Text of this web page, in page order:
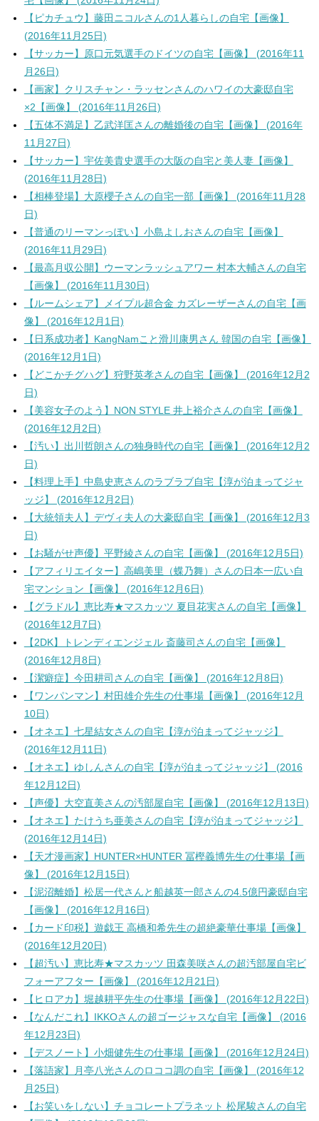
【ピカチュウ】藤田ニコルさんの1人暮らしの自宅【画像】
(2016年11月25日)
【サッカー】原口元気選手のドイツの自宅【画像】 (2016年11
月26日)
【画家】クリスチャン・ラッセンさんのハワイの大豪邸自宅
×2【画像】 (2016年11月26日)
【五体不満足】乙武洋匡さんの離婚後の自宅【画像】 (2016年
11月27日)
【サッカー】宇佐美貴史選手の大阪の自宅と美人妻【画像】
(2016年11月28日)
【相棒登場】大原櫻子さんの自宅一部【画像】 (2016年11月28
日)
【普通のリーマンっぽい】小島よしおさんの自宅【画像】
(2016年11月29日)
【最高月収公開】ウーマンラッシュアワー 村本大輔さんの自宅
【画像】 (2016年11月30日)
【ルームシェア】メイプル超合金 カズレーザーさんの自宅【画
像】 (2016年12月1日)
【日系成功者】KangNamこと滑川康男さん 韓国の自宅【画像】
(2016年12月1日)
【どこかチグハグ】狩野英孝さんの自宅【画像】 (2016年12月2
日)
【美容女子のよう】NON STYLE 井上裕介さんの自宅【画像】
(2016年12月2日)
【汚い】出川哲朗さんの独身時代の自宅【画像】 (2016年12月2
日)
【料理上手】中島史恵さんのラブラブ自宅【淳が泊まってジャ
ッジ】 (2016年12月2日)
【大統領夫人】デヴィ夫人の大豪邸自宅【画像】 (2016年12月3
日)
【お騒がせ声優】平野綾さんの自宅【画像】 (2016年12月5日)
【アフィリエイター】高嶋美里（蝶乃舞）さんの日本一広い自
宅マンション【画像】 (2016年12月6日)
【グラドル】恵比寿★マスカッツ 夏目花実さんの自宅【画像】
(2016年12月7日)
【2DK】トレンディエンジェル 斎藤司さんの自宅【画像】
(2016年12月8日)
【潔癖症】今田耕司さんの自宅【画像】 (2016年12月8日)
【ワンパンマン】村田雄介先生の仕事場【画像】 (2016年12月
10日)
【オネエ】七星結女さんの自宅【淳が泊まってジャッジ】
(2016年12月11日)
【オネエ】ゆしんさんの自宅【淳が泊まってジャッジ】 (2016
年12月12日)
【声優】大空直美さんの汚部屋自宅【画像】 (2016年12月13日)
【オネエ】たけうち亜美さんの自宅【淳が泊まってジャッジ】
(2016年12月14日)
【天才漫画家】HUNTER×HUNTER 冨樫義博先生の仕事場【画
像】 (2016年12月15日)
【泥沼離婚】松居一代さんと船越英一郎さんの4.5億円豪邸自宅
【画像】 (2016年12月16日)
【カード印税】遊戯王 高橋和希先生の超絶豪華仕事場【画像】
(2016年12月20日)
【超汚い】恵比寿★マスカッツ 田森美咲さんの超汚部屋自宅ビ
フォーアフター【画像】 (2016年12月21日)
【ヒロアカ】堀越耕平先生の仕事場【画像】 (2016年12月22日)
【なんだこれ】IKKOさんの超ゴージャスな自宅【画像】 (2016
年12月23日)
【デスノート】小畑健先生の仕事場【画像】 (2016年12月24日)
【落語家】月亭八光さんのロココ調の自宅【画像】 (2016年12
月25日)
【お笑いをしない】チョコレートプラネット 松尾駿さんの自宅